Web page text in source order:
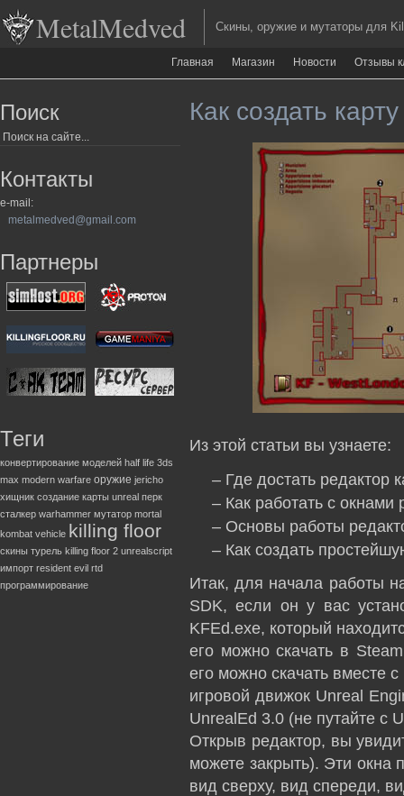
MetalMedved Скины, оружие и мутаторы для
Главная Магазин Новости Отзывы
Поиск
Контакты
e-mail:
metalmedved@gmail.com
Партнеры
Теги
конвертирование моделей half life 3ds
max modern warfare оружие jericho
хищник создание карты unreal перк
сталкер warhammer мутатор mortal
kombat vehicle killing floor
скины турель killing floor 2 unrealscript
импорт resident evil rtd
программирование
Как создать
Из этой статьи вы узнаете:
– Где достать редактор
– Как работать с окнами
– Основы работы
– Как создать
Итак, для начала работы
SDK, если он у вас
KFEd.exe, который
его можно скачать в
его можно скачать вместе
игровой движок Unreal
UnrealEd 3.0 (не путайте с
Открыв редактор, вы
можете закрыть). Эти окна
вид сверху, вид спереди,